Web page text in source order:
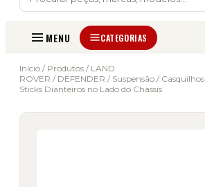
MENU CATEGORIAS
Início / Produtos / LAND
ROVER / DEFENDER / Suspensão / Casquilhos
Sticks Dianteiros no Lado do Chassis